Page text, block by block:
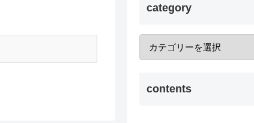
category
contents